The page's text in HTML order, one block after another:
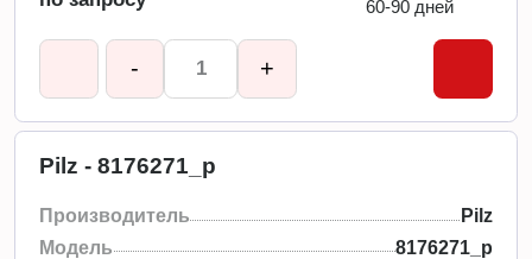
60-90 дней
- +
Pilz - 8176271_p
Производитель
Pilz
Модель
8176271_p